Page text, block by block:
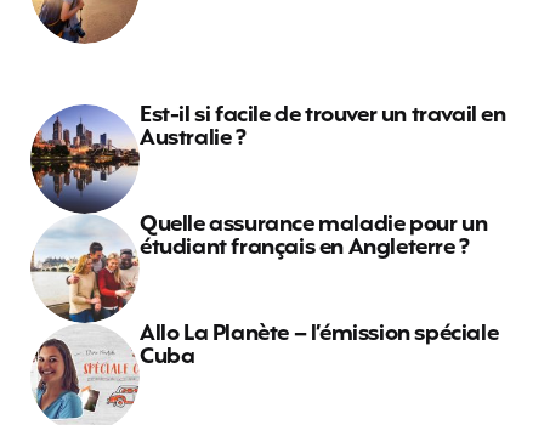
Est-il si facile de trouver un travail en
Australie ?
Quelle assurance maladie pour un
étudiant français en Angleterre ?
Allo La Planète – l’émission spéciale
Cuba